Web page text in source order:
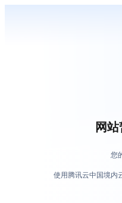
网
您
使用腾讯云中国境内